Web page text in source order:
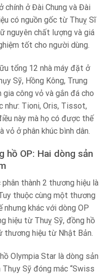
ở Đài Chung và Đài
có nguồn gốc từ Thuỵ Sĩ
nguyên chất lượng và giá
tốt cho người dùng.
tổng 12 nhà máy đặt ở
Sỹ, Hồng Kông, Trung
công vỏ và gắn đá cho
như: Tioni, Oris, Tissot,
này mà họ có được thế
ở phân khúc bình dân.
hồ OP: Hai dòng sản
thành 2 thương hiệu là
thuộc cùng một thương
nhưng khác với dòng OP
hiệu từ Thuỵ Sỹ, đồng hồ
thương hiệu từ Nhật Bản.
Olympia Star là dòng sản
Sỹ đóng mác “Swiss